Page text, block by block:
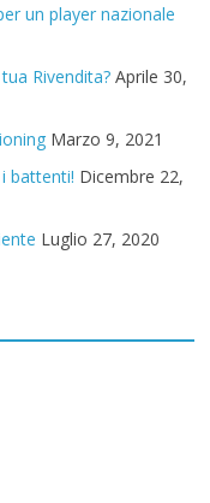
un player nazionale
Rivendita? Aprile 30,
Marzo 9, 2021
battenti! Dicembre 22,
Luglio 27, 2020